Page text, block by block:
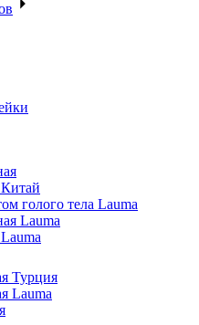
голого тела Lauma
Lauma
Турция
Lauma